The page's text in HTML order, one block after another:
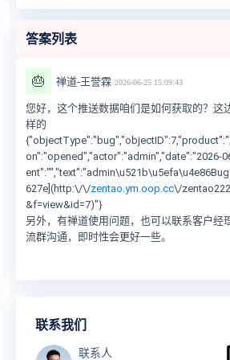
答案列表
🎂 禅道-王誉霖 2026-06-25 15:09:43
您好，这个推送数据咱们是如何获取的？这
样的
on":"opened","actor":"admin","date":"2026-
627e](http:\/\/zentao.ym.oop.cc\/
&f=view&id=7)"}
另外，有禅道使用问题，也可以联系客户经
流群沟通，即时性会更好一些。
联系我们
联系人